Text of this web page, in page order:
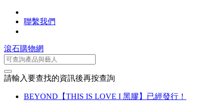
聯繫我們
滾石購物網
請輸入要查找的資訊後再按查詢
BEYOND【THIS IS LOVE I 黑膠】已經發行！